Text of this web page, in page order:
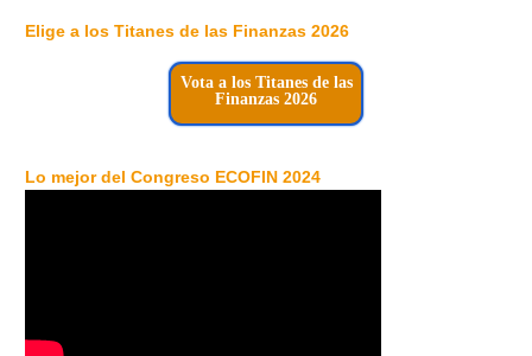
Elige a los Titanes de las Finanzas 2026
Vota a los Titanes de las
Finanzas 2026
Lo mejor del Congreso ECOFIN 2024